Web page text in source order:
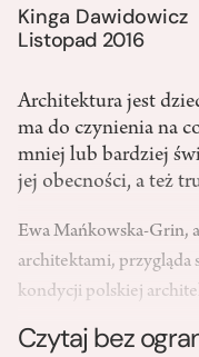
Kinga Dawidowicz
Listopad 2016
Architektura jest
ma do czynienia na
mniej lub bardziej
jej obecności, a też
Ewa Mańkowska-Grin,
architektami, przygląda
kondycji polskiej
Czytaj bez